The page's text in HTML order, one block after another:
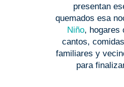
presentan
quemados esa
Niño, hogares
cantos,
familiares y
para